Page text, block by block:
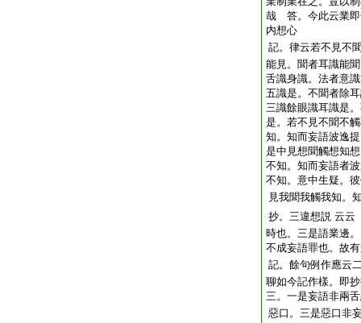
哉 答。今此云業
内想心
記。律云若不見不
能見。聞者耳識能
舌識身識。法者意
五識是。不聞者除
三識餘眼識耳識是
是。若不見不聞不
知。知而妄語波逸
是中見想聞觸想知
不知。知而妄語者
不知。意中生疑。
見我聞我觸我知。
抄。三違想説 云云
時也。三是語業邊
不成妄語罪也。故
記。餘句例作應云
聊如今記作樣。即
三。一是妄語非兩
惡口。三是惡口非